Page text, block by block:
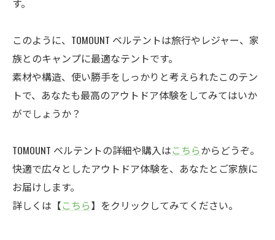
す。
このように、TOMOUNT ベルテントは旅行やレジャー、家
族とのキャンプに最適なテントです。
素材や構造、使い勝手をしっかりと考えられたこのテン
トで、あなたも最高のアウトドア体験をしてみてはいか
がでしょうか？
TOMOUNT ベルテントの詳細や購入はこちらからどうぞ。
快適で広々としたアウトドア体験を、あなたとご家族に
お届けします。
詳しくは【こちら】をクリックしてみてください。